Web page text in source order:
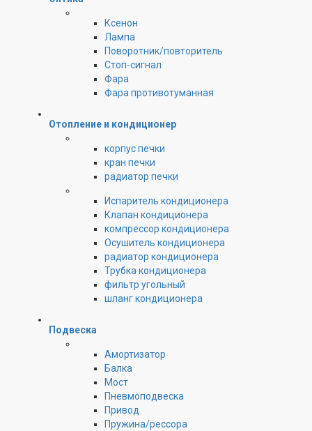
Ксенон
Лампа
Поворотник/повторитель
Стоп-сигнал
Фара
Фара противотуманная
Отопление и кондиционер
корпус печки
кран печки
радиатор печки
Испаритель кондиционера
Клапан кондиционера
компрессор кондиционера
Осушитель кондиционера
радиатор кондиционера
Трубка кондиционера
фильтр угольный
шланг кондиционера
Подвеска
Амортизатор
Балка
Мост
Пневмоподвеска
Привод
Пружина/рессора